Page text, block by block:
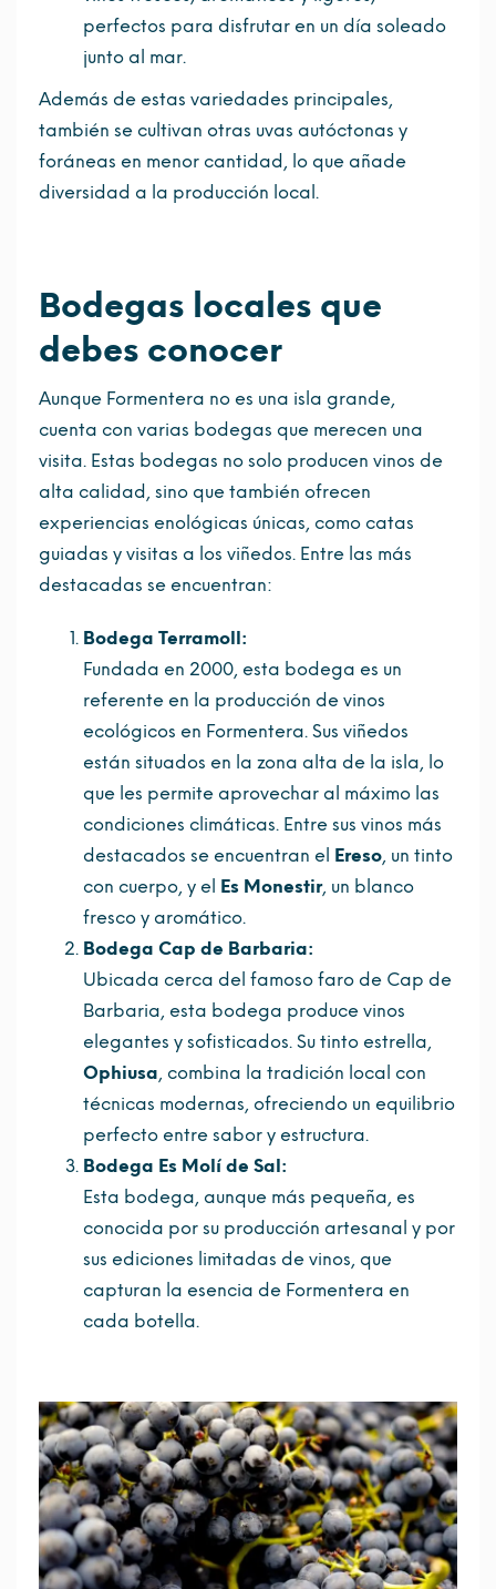
perfectos para disfrutar en un día soleado
junto al mar.
Además de estas variedades principales,
también se cultivan otras uvas autóctonas y
foráneas en menor cantidad, lo que añade
diversidad a la producción local.
Bodegas locales que
debes conocer
Aunque Formentera no es una isla grande,
cuenta con varias bodegas que merecen una
visita. Estas bodegas no solo producen vinos de
alta calidad, sino que también ofrecen
experiencias enológicas únicas, como catas
guiadas y visitas a los viñedos. Entre las más
destacadas se encuentran:
Bodega Terramoll:
Fundada en 2000, esta bodega es un
referente en la producción de vinos
ecológicos en Formentera. Sus viñedos
están situados en la zona alta de la isla, lo
que les permite aprovechar al máximo las
condiciones climáticas. Entre sus vinos más
destacados se encuentran el Ereso, un tinto
con cuerpo, y el Es Monestir, un blanco
fresco y aromático.
Bodega Cap de Barbaria:
Ubicada cerca del famoso faro de Cap de
Barbaria, esta bodega produce vinos
elegantes y sofisticados. Su tinto estrella,
Ophiusa, combina la tradición local con
técnicas modernas, ofreciendo un equilibrio
perfecto entre sabor y estructura.
Bodega Es Molí de Sal:
Esta bodega, aunque más pequeña, es
conocida por su producción artesanal y por
sus ediciones limitadas de vinos, que
capturan la esencia de Formentera en
cada botella.